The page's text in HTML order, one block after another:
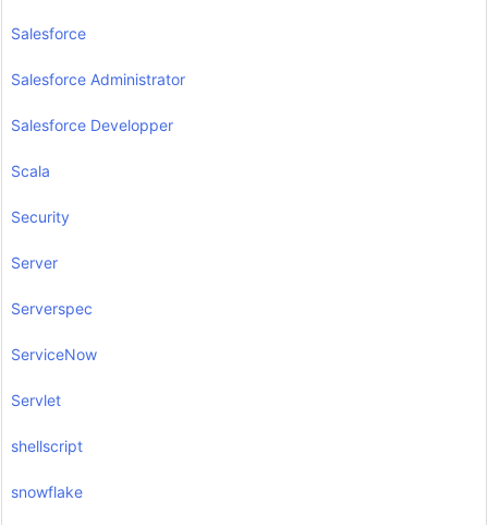
Salesforce
Salesforce Administrator
Salesforce Developper
Scala
Security
Server
Serverspec
ServiceNow
Servlet
shellscript
snowflake